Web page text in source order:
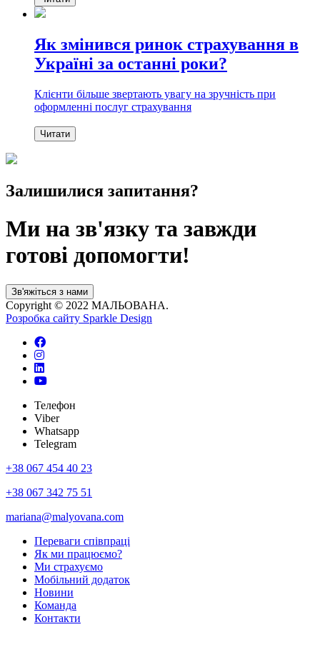
Як змінився ринок страхування в
Україні за останні роки?
Клієнти більше звертають увагу на зручність при
оформленні послуг страхування
Читати
Залишилися запитання?
Ми на зв'язку та завжди
готові допомогти!
Зв'яжіться з нами
Copyright © 2022 МАЛЬОВАНА.
Розробка сайту Sparkle Design
Телефон
Viber
Whatsapp
Telegram
+38 067 454 40 23
+38 067 342 75 51
mariana@malyovana.com
Переваги співпраці
Як ми працюємо?
Ми страхуємо
Мобiльний додаток
Новини
Команда
Контакти